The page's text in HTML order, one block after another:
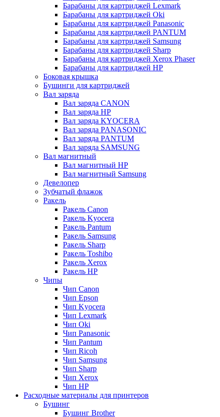
Барабаны для картриджей Lexmark
Барабаны для картриджей Oki
Барабаны для картриджей Panasonic
Барабаны для картриджей PANTUM
Барабаны для картриджей Samsung
Барабаны для картриджей Sharp
Барабаны для картриджей Xerox Phaser
Барабаны для картриджей НР
Боковая крышка
Бушинги для картриджей
Вал заряда
Вал заряда CANON
Вал заряда HP
Вал заряда KYOCERA
Вал заряда PANASONIC
Вал заряда PANTUM
Вал заряда SAMSUNG
Вал магнитный
Вал магнитный HP
Вал магнитный Samsung
Девелопер
Зубчатый флажок
Ракель
Ракель Canon
Ракель Kyocera
Ракель Pantum
Ракель Samsung
Ракель Sharp
Ракель Toshibo
Ракель Xerox
Ракель НР
Чипы
Чип Canon
Чип Epson
Чип Kyocera
Чип Lexmark
Чип Oki
Чип Panasonic
Чип Pantum
Чип Ricoh
Чип Samsung
Чип Sharp
Чип Xerox
Чип НР
Расходные материалы для принтеров
Бушинг
Бушинг Brother